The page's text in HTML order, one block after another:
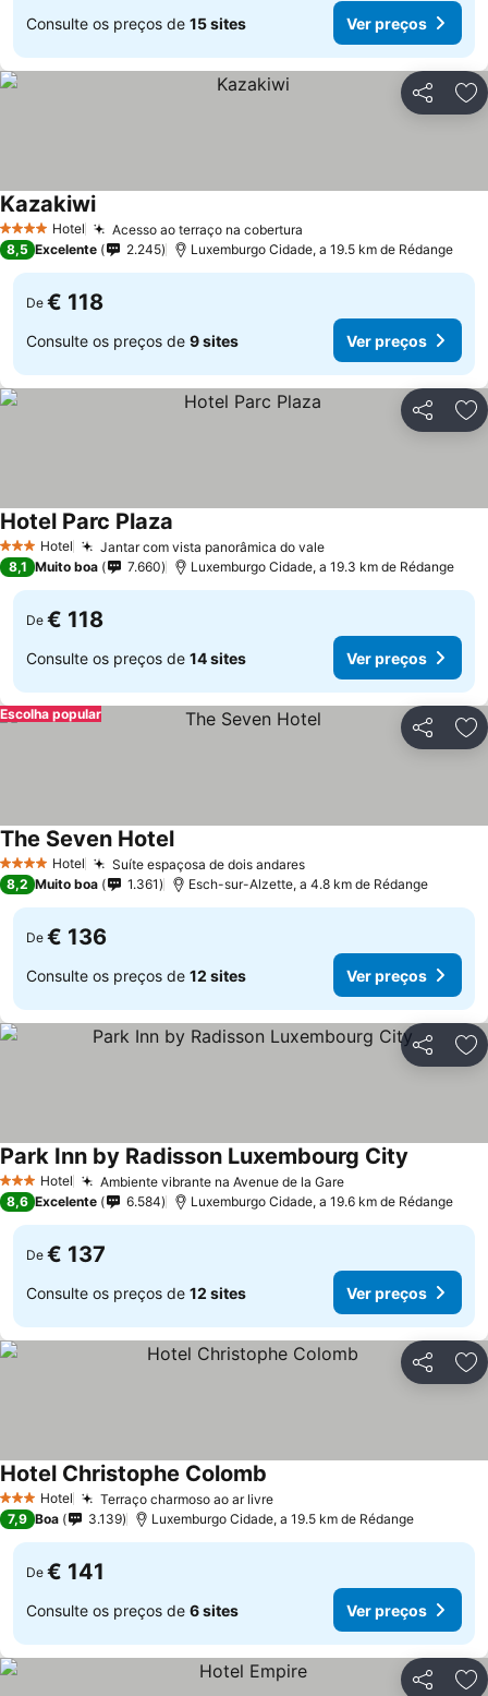
Consulte os preços de 15 sites Ver preços
Partilhar
4 EstrelasHotel Acesso ao terraço na cobertura
KazakiwiVer preços
8,5 Excelente 2.245 Luxemburgo Cidade, a 19.5 km de Rédange
De € 118
Consulte os preços de 9 sites Ver preços
Partilhar
3 EstrelasHotel Jantar com vista panorâmica do valeVer preços
Hotel Parc Plaza
8,1 Muito boa 7.660 Luxemburgo Cidade, a 19.3 km de Rédange
De € 118
Consulte os preços de 14 sites Ver preços
Partilhar
Escolha popular
4 EstrelasHotel Suíte espaçosa de dois andaresVer preços
The Seven HotelVer preços
8,2 Muito boa 1.361 Esch-sur-Alzette, a 4.8 km de Rédange
De € 136
Consulte os preços de 12 sites Ver preços
Partilhar
3 EstrelasHotel Ambiente vibrante na Avenue de la GareVer preços
Park Inn by Radisson Luxembourg City
8,6 Excelente 6.584 Luxemburgo Cidade, a 19.6 km de Rédange
De € 137
Consulte os preços de 12 sites Ver preços
Partilhar
3 EstrelasHotel Terraço charmoso ao ar livreVer preços
Hotel Christophe Colomb
7,9 Boa 3.139 Luxemburgo Cidade, a 19.5 km de Rédange
De € 141
Consulte os preços de 6 sites Ver preços
Partilhar